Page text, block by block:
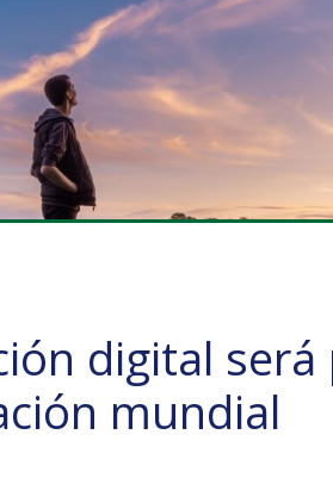
digital
mundial